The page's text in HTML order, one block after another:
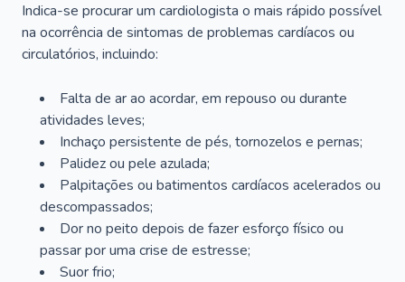
Indica-se procurar um cardiologista o mais rápido possível
na ocorrência de sintomas de problemas cardíacos ou
circulatórios, incluindo:
Falta de ar ao acordar, em repouso ou durante
atividades leves;
Inchaço persistente de pés, tornozelos e pernas;
Palidez ou pele azulada;
Palpitações ou batimentos cardíacos acelerados ou
descompassados;
Dor no peito depois de fazer esforço físico ou
passar por uma crise de estresse;
Suor frio;